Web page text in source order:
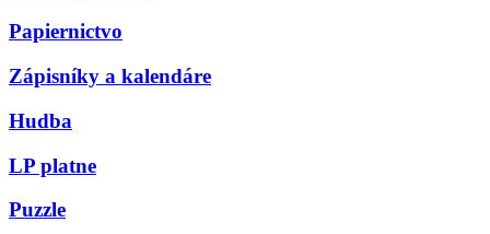
Papiernictvo
Zápisníky a kalendáre
Hudba
LP platne
Puzzle